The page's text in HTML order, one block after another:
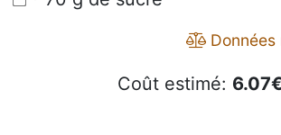
Coût estimé: 6.07